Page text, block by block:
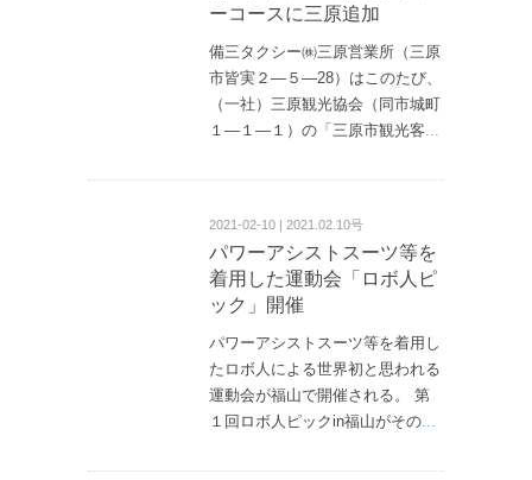
ーコースに三原追加
備三タクシー㈱三原営業所（三原
市皆実２—５—28）はこのたび、
（一社）三原観光協会（同市城町
１—１—１）の「三原市観光客
2021-02-10 | 2021.02.10号
パワーアシストスーツ等を
着用した運動会「ロボ人ピ
ック」開催
パワーアシストスーツ等を着用し
たロボ人による世界初と思われる
運動会が福山で開催される。 第
１回ロボ人ピックin福山がその